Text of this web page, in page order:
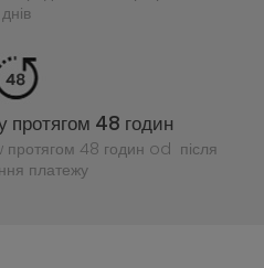
днів
протягом 48 годин
протягом 48 годин od після
платежу